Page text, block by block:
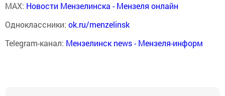
MAX: Новости Мензелинска - Мензеля онлайн
Одноклассники: ok.ru/menzelinsk
Telegram-канал: Мензелинск news - Мензеля-информ